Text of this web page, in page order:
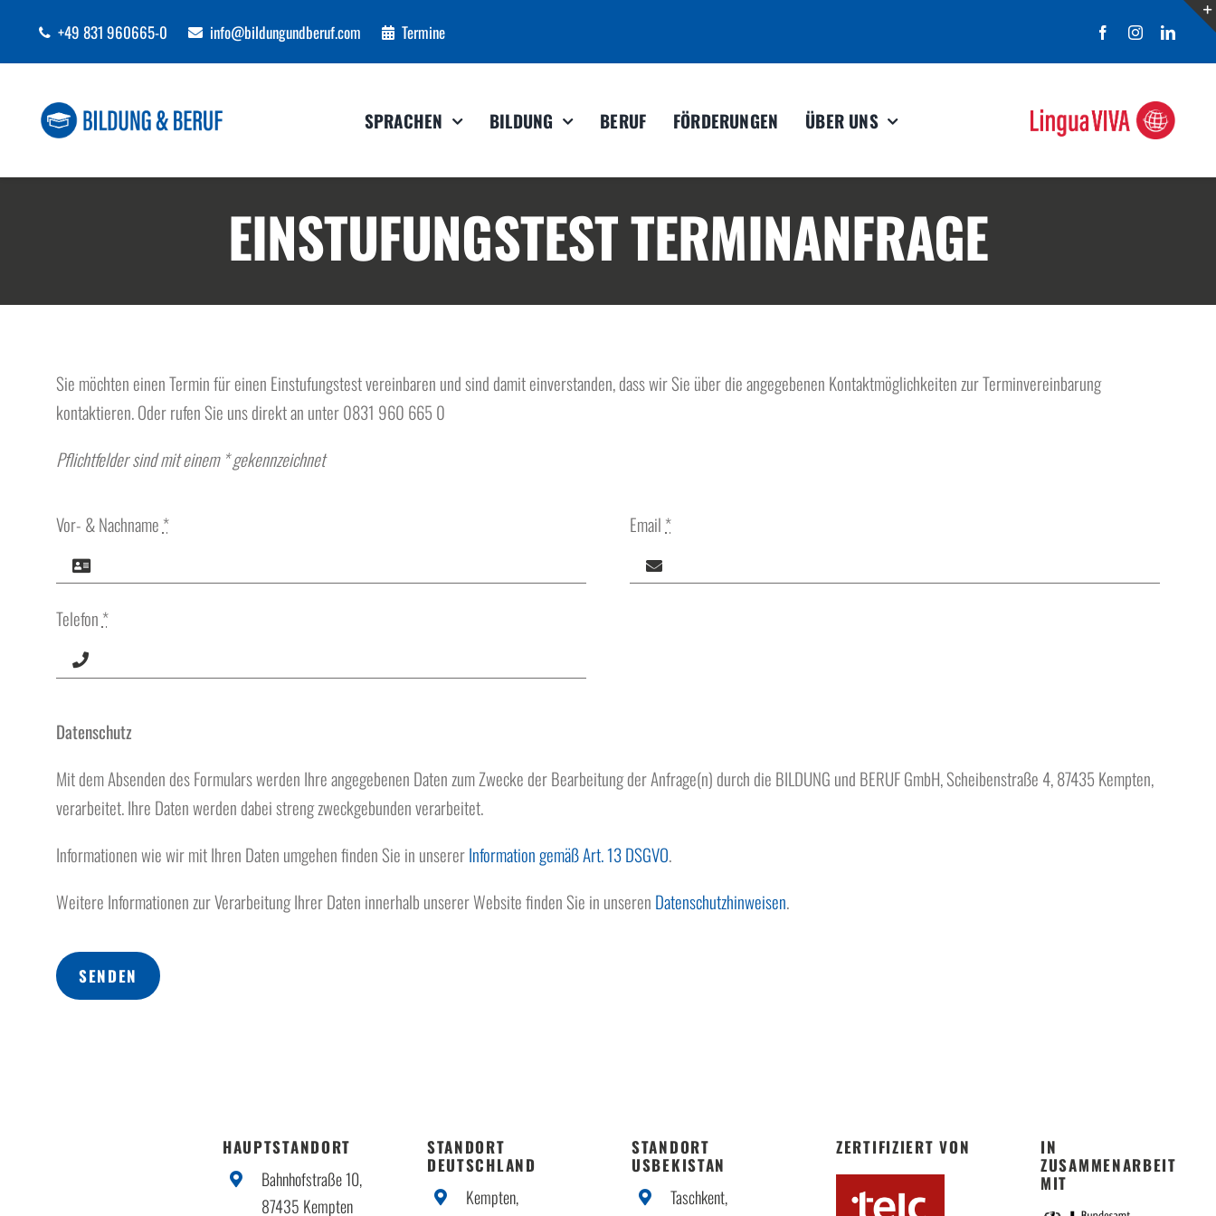
springen
+49 831 960665-0 info@bildungundberuf.com Termine
SPRACHEN BILDUNG BERUF FÖRDERUNGEN ÜBER UNS
EINSTUFUNGSTEST TERMINANFRAGE
Sie möchten einen Termin für einen Einstufungstest vereinbaren und sind damit einverstanden, dass wir Sie über die angegebenen Kontaktmöglichkeiten zur Terminvereinbarung
kontaktieren. Oder rufen Sie uns direkt an unter 0831 960 665 0
Pflichtfelder sind mit einem * gekennzeichnet
Vor- & Nachname * Email *
Telefon *
Datenschutz
Mit dem Absenden des Formulars werden Ihre angegebenen Daten zum Zwecke der Bearbeitung der Anfrage(n) durch die BILDUNG und BERUF GmbH, Scheibenstraße 4, 87435 Kempten,
verarbeitet. Ihre Daten werden dabei streng zweckgebunden verarbeitet.
Informationen wie wir mit Ihren Daten umgehen finden Sie in unsererInformation gemäß Art. 13 DSGVO.
Weitere Informationen zur Verarbeitung Ihrer Daten innerhalb unserer Website finden Sie in unseren Datenschutzhinweisen.
SENDEN
HAUPTSTANDORT
Bahnhofstraße 10,
87435 Kempten
STANDORT
DEUTSCHLAND
Kempten,
STANDORT
USBEKISTAN
Taschkent,
ZERTIFIZIERT VON
IN
ZUSAMMENARBEIT
MIT